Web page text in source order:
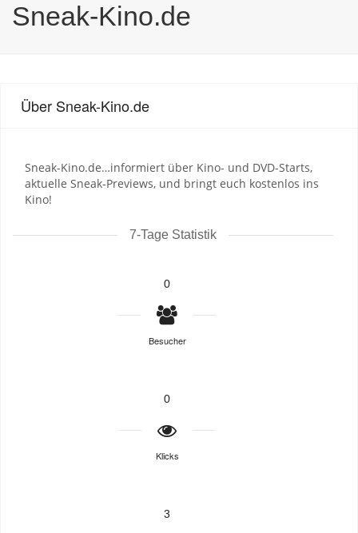
Sneak-Kino.de
Über Sneak-Kino.de
Sneak-Kino.de…informiert über Kino- und DVD-Starts,
aktuelle Sneak-Previews, und bringt euch kostenlos ins
Kino!
7-Tage Statistik
0
Besucher
0
Klicks
3